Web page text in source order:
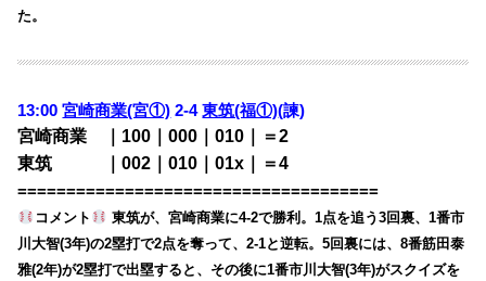
た。
13:00宮崎商業(宮①) 2-4東筑(福①)(諫)
宮崎商業 ｜100｜000｜010｜＝2
東筑 ｜002｜010｜01x｜＝4
=====================================
コメント
東筑が、宮崎商業に4-2で勝利。1点を追う3回裏、1番市
川大智(3年)の2塁打で2点を奪って、2-1と逆転。5回裏には、8番筋田泰
雅(2年)が2塁打で出塁すると、その後に1番市川大智(3年)がスクイズを